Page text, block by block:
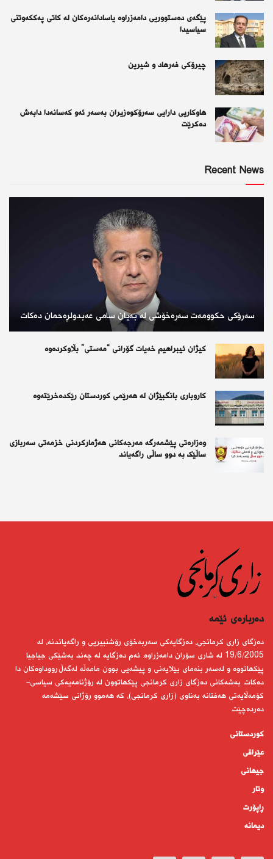
پێگەی دەستووریی دامەزراوە یاسادانەرەكان لە كاتی پەككەوتنی
سیاسیدا
چیرۆكی فەرهاد و شیرین
هاوکاریی دارایی سەرۆکوەزیران بەسەر ئەو كەسانەدا دابەش
دەکرێت
Recent News
سەرۆکی حکوومەت سەرەخۆشی لە بەیان سامی عەبدولڕەحمان دەکات
کیژان ئیبراهیم خەیات گۆرانی “مەستی” بڵاوکردەوە
کاروباری بانگبێژان لە هەرێمی کوردستان رێکدەخرێتەوە
وەزارەتی پێشمەرگە مەرجەکانی هەژمارکردنی خزمەتی سەربازی
ساڵێک بە دوو ساڵی راگەیاند
دەربارەى ئێمە
دەزگای زاری كرمانجی، دەزگایەكی سەربەخۆی رۆشنبیریی و راگەیاندنە، لە
19/6/2005 لە شاری سۆران دامەزراوە. ئەم دەزگایە لە چەند بەشێكی جیاجیا
پێكهاتووە و لەسەر بنەمای بێلایەنی و پیشەیی بوون مامەڵە لەگەڵ رووداوەكان دا
دەكات. بەشەكانی دەزگای زاری كرمانجی پێكهاتوون لە رۆژنامەیەكی سیاسی-
كۆمەڵایەتی هەفتانە بەناوی (زاری كرمانجی)، كە هەموو رۆژانی سێشەمە
دەردەچێت.
کوردستانى
عێراقی
جیهانى
وتار
ڕاپۆرت
دیمانە